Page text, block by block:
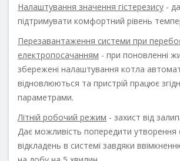
Налаштування значення гістерезису -
підтримувати комфортний рівень
Перезавантаження системи при
електропосачанням - при поновленні
збережені налаштування котла
відновлюються та пристрій працює
параметрами.
Літній робочий режим - захист від
Дає можливість попередити утворення
відкладень в системі завдяки